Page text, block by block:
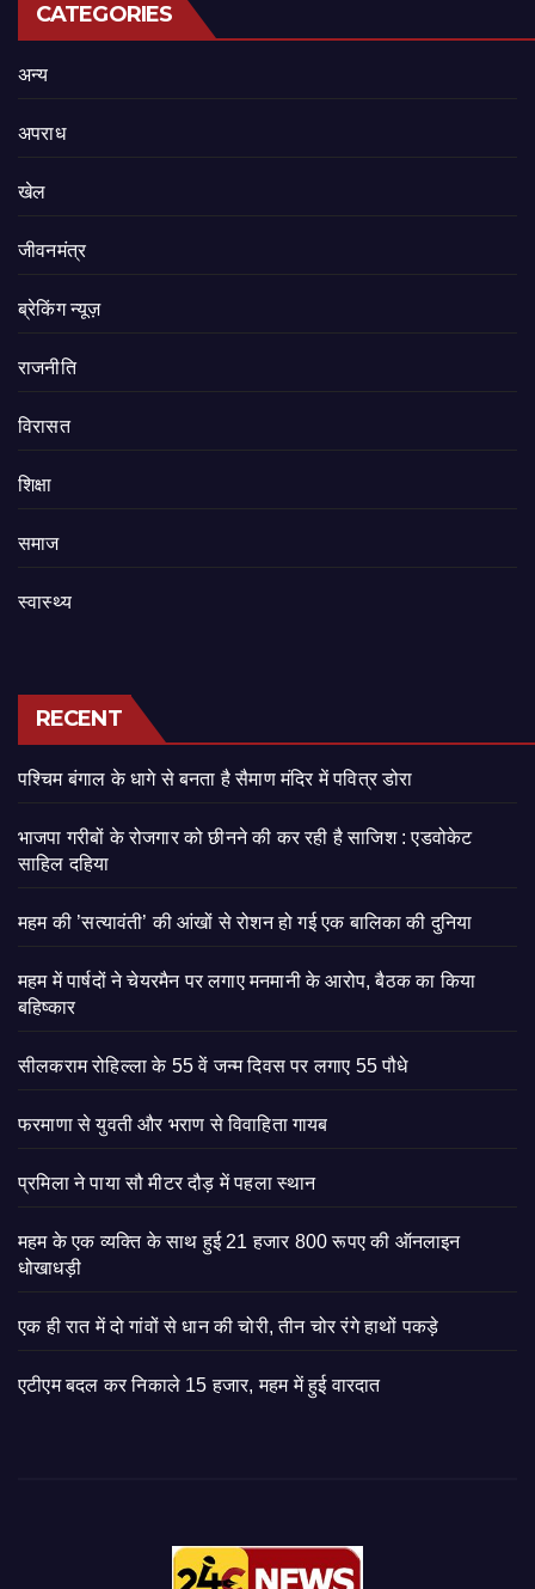
CATEGORIES
अन्य
अपराध
खेल
जीवनमंत्र
ब्रेकिंग न्यूज़
राजनीति
‍‍विरासत
शिक्षा
समाज
स्वास्थ्य
RECENT
पश्चिम बंगाल के धागे से बनता है सैमाण मंदिर में पवित्र डोरा
भाजपा गरीबों के रोजगार को छीनने की कर रही है साजिश : एडवोकेट
साहिल दहिया
महम की ’सत्यावंती’ की आंखों से रोशन हो गई एक बालिका की दुनिया
महम में पार्षदों ने चेयरमैन पर लगाए मनमानी के आरोप, बैठक का किया
बहिष्कार
सीलकराम रोहिल्ला के 55 वें जन्म दिवस पर लगाए 55 पौधे
फरमाणा से युवती और भराण से विवाहिता गायब
प्रमिला ने पाया सौ मीटर दौड़ में पहला स्थान
महम के एक व्यक्ति के साथ हुई 21 हजार 800 रूपए की ऑनलाइन
धोखाधड़ी
एक ही रात में दो गांवों से धान की चोरी, तीन चोर रंगे हाथों पकड़े
एटीएम बदल कर निकाले 15 हजार, महम में हुई वारदात